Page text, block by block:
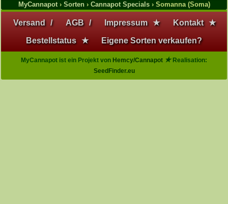
MyCannapot› Sorten› Cannapot Specials› Somanna (Soma)
Versand / AGB / Impressum ★ Kontakt ★
Bestellstatus ★ Eigene Sorten verkaufen?
MyCannapot ist ein Projekt von Hemcy/Cannapot ★Realisation:
SeedFinder.eu